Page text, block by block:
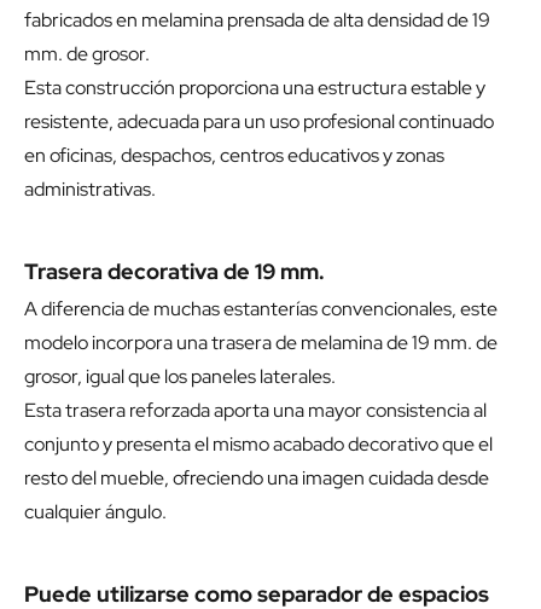
fabricados en melamina prensada de alta densidad de 19
mm. de grosor.
Esta construcción proporciona una estructura estable y
resistente, adecuada para un uso profesional continuado
en oficinas, despachos, centros educativos y zonas
administrativas.
Trasera decorativa de 19 mm.
A diferencia de muchas estanterías convencionales, este
modelo incorpora una trasera de melamina de 19 mm. de
grosor, igual que los paneles laterales.
Esta trasera reforzada aporta una mayor consistencia al
conjunto y presenta el mismo acabado decorativo que el
resto del mueble, ofreciendo una imagen cuidada desde
cualquier ángulo.
Puede utilizarse como separador de espacios